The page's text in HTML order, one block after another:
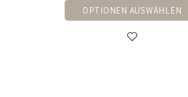
OPTIONEN AUSWÄHLEN